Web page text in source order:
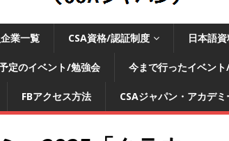
業一覧 CSA資格/認証制度 日本語
定のイベント/勉強会 今まで行ったイベン
FBアクセス方法 CSAジャパン・アカデ